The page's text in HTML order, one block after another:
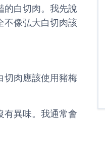
的白切肉。我先說
不像弘大白切肉該
切肉應該使用豬梅
有異味。我通常會